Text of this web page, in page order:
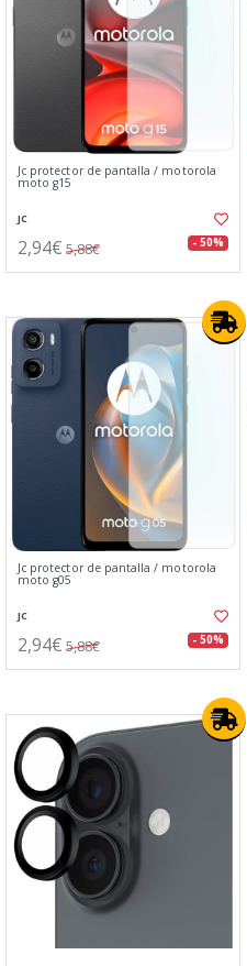
Jc protector de pantalla / motorola
moto g15
JC
2,94€ 5,88€ - 50%
Jc protector de pantalla / motorola
moto g05
JC
2,94€ 5,88€ - 50%